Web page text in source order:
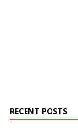
RECENT POSTS